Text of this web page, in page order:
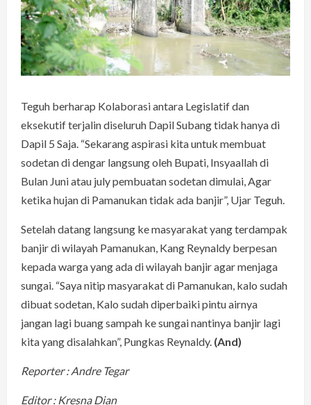
Teguh berharap Kolaborasi antara Legislatif dan
eksekutif terjalin diseluruh Dapil Subang tidak hanya di
Dapil 5 Saja. “Sekarang aspirasi kita untuk membuat
sodetan di dengar langsung oleh Bupati, Insyaallah di
Bulan Juni atau july pembuatan sodetan dimulai, Agar
ketika hujan di Pamanukan tidak ada banjir”, Ujar Teguh.
Setelah datang langsung ke masyarakat yang terdampak
banjir di wilayah Pamanukan, Kang Reynaldy berpesan
kepada warga yang ada di wilayah banjir agar menjaga
sungai. “Saya nitip masyarakat di Pamanukan, kalo sudah
dibuat sodetan, Kalo sudah diperbaiki pintu airnya
jangan lagi buang sampah ke sungai nantinya banjir lagi
kita yang disalahkan”, Pungkas Reynaldy. (And)
Reporter : Andre Tegar
Editor : Kresna Dian